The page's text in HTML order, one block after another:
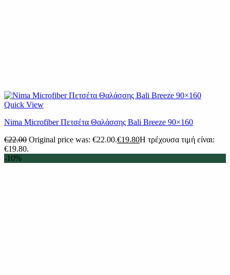
Quick View
Nima Microfiber Πετσέτα Θαλάσσης Bali Breeze 90×160
€22.00 Original price was: €22.00.€19.80Η τρέχουσα τιμή είναι:
€19.80.
-10%